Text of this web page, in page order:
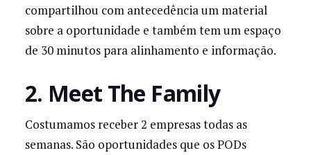
compartilhou com antecedência um material
sobre a oportunidade e também tem um espaço
de 30 minutos para alinhamento e informação.
2. Meet The Family
Costumamos receber 2 empresas todas as
semanas. São oportunidades que os PODs